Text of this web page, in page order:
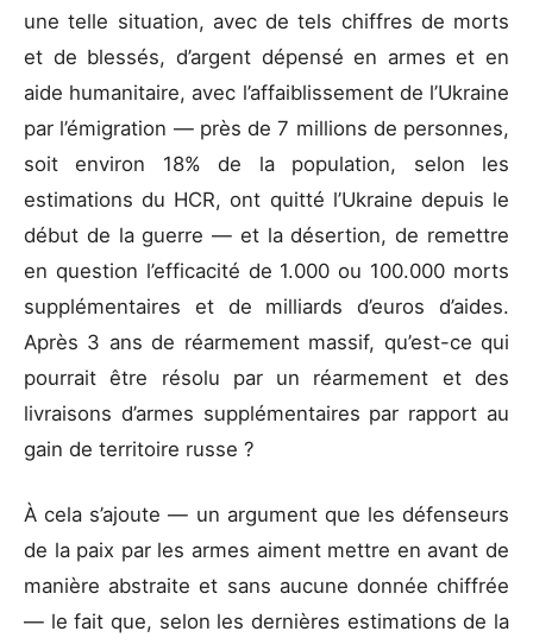
une telle situation, avec de tels chiffres de morts
et de blessés, d’argent dépensé en armes et en
aide humanitaire, avec l’affaiblissement de l’Ukraine
par l’émigration — près de 7 millions de personnes,
soit environ 18% de la population, selon les
estimations du HCR, ont quitté l’Ukraine depuis le
début de la guerre — et la désertion, de remettre
en question l’efficacité de 1.000 ou 100.000 morts
supplémentaires et de milliards d’euros d’aides.
Après 3 ans de réarmement massif, qu’est-ce qui
pourrait être résolu par un réarmement et des
livraisons d’armes supplémentaires par rapport au
gain de territoire russe ?
À cela s’ajoute — un argument que les défenseurs
de la paix par les armes aiment mettre en avant de
manière abstraite et sans aucune donnée chiffrée
— le fait que, selon les dernières estimations de la